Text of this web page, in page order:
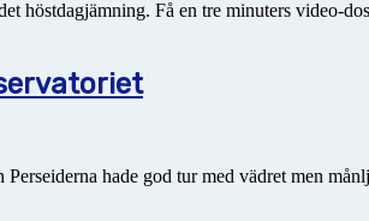
höstdagjämning. Få en tre minuters video-
hade god tur med vädret men